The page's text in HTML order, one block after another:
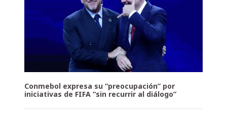
Conmebol expresa su “preocupación” por
iniciativas de FIFA “sin recurrir al diálogo”